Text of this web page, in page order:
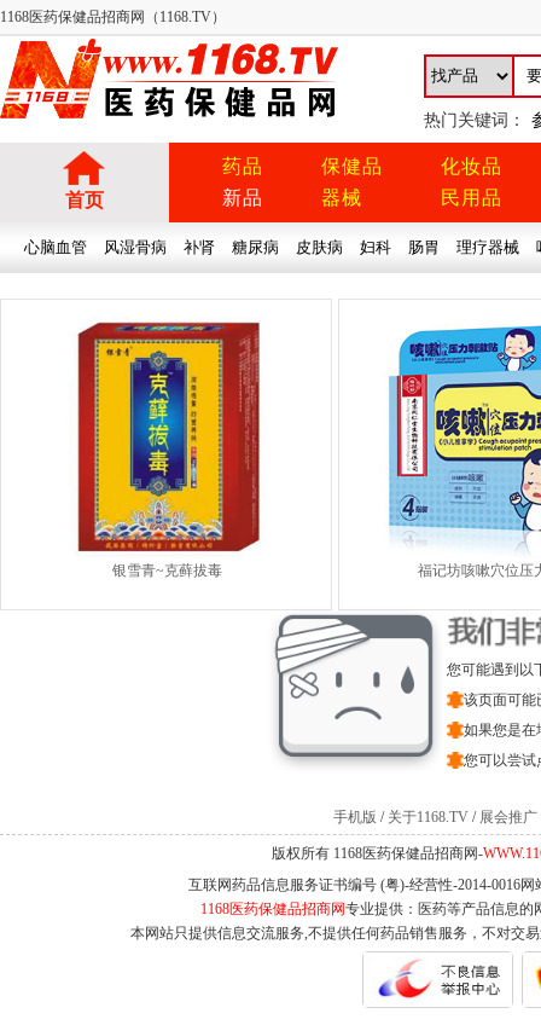
1168医药保健品招商网（1168.TV）
热门关键词：
首页
药品
新品
保健品
器械
化妆品
民用品
心脑血管 风湿骨病 补肾 糖尿病 皮肤病 妇科 肠胃 理疗器械
银雪青~克藓拔毒 福记坊咳嗽穴位压
您可能遇到以
该页面可能
如果您是在
您可以尝试
手机版 / 关于1168.TV / 展会推广
版权所有 1168医药保健品招商网-
互联网药品信息服务证书编号 (粤)-经营性-2014-0016
1168医药保健品招商网专业提供：医药等产品信息的
本网站只提供信息交流服务,不提供任何药品销售服务，不对交